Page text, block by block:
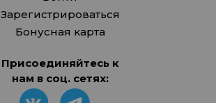
Зарегистрироваться
Бонусная карта
Присоединяйтесь к
нам в соц. сетях: